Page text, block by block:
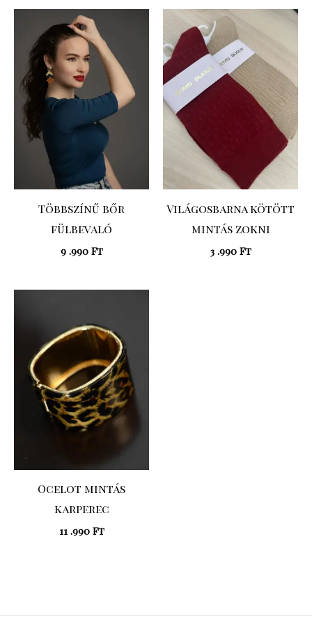
Többszínű bőr
fülbevaló
9 .990 Ft
Világosbarna kötött
mintás zokni
3 .990 Ft
Ocelot mintás
karperec
11 .990 Ft